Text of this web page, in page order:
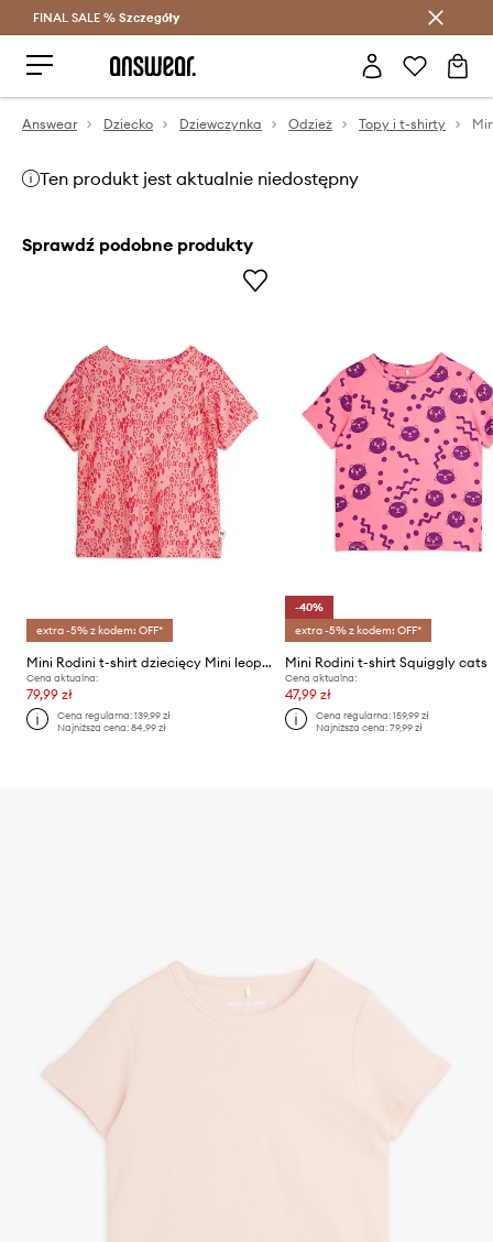
Oszczędzaj z Answear Club >
FINAL SALE % Szczegóły
Answear Dziecko Dziewczynka Odzież Topy i t-shirty
Ten produkt jest aktualnie niedostępny
Sprawdź podobne produkty
extra -5% z kodem: OFF*
Mini Rodini t-shirt dziecięcy Mini leopard
Cena aktualna:
79,99 zł
Cena regularna:139,99 zł
Najniższa cena:84,99 zł
-40%
extra -5% z kodem: OFF*
Mini Rodini t-shirt Squiggly cats
Cena aktualna:
47,99 zł
Cena regularna: 159,99 zł
Najniższa cena: 79,99 zł